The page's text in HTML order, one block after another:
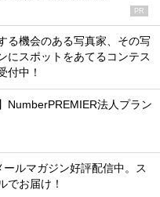
PR
る機会のある写真家、その写
にスポットをあてるコンテス
付中！
NumberPREMIER法人プラン
ールマガジン好評配信中。ス
でお届け！